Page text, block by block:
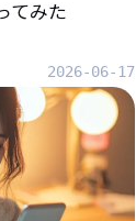
てみた
2026-06-17